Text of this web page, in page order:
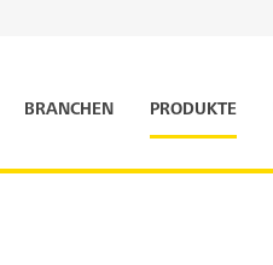
BRANCHEN PRODUKTE